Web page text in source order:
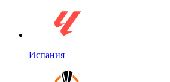
Испания